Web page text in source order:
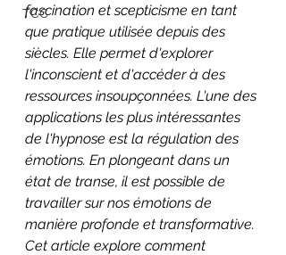
TCC
fascination et scepticisme en tant
que pratique utilisée depuis des
siècles. Elle permet d'explorer
l'inconscient et d'accéder à des
ressources insoupçonnées. L'une des
applications les plus intéressantes
de l'hypnose est la régulation des
émotions. En plongeant dans un
état de transe, il est possible de
travailler sur nos émotions de
manière profonde et transformative.
Cet article explore comment